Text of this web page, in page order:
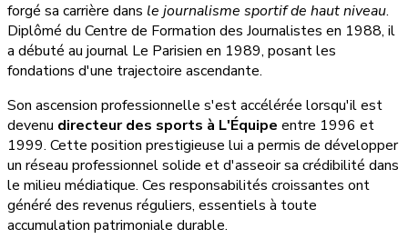
forgé sa carrière dans le journalisme sportif de haut niveau.
Diplômé du Centre de Formation des Journalistes en 1988, il
a débuté au journal Le Parisien en 1989, posant les
fondations d'une trajectoire ascendante.
Son ascension professionnelle s'est accélérée lorsqu'il est
devenu directeur des sports à L'Équipe entre 1996 et
1999. Cette position prestigieuse lui a permis de développer
un réseau professionnel solide et d'asseoir sa crédibilité dans
le milieu médiatique. Ces responsabilités croissantes ont
généré des revenus réguliers, essentiels à toute
accumulation patrimoniale durable.